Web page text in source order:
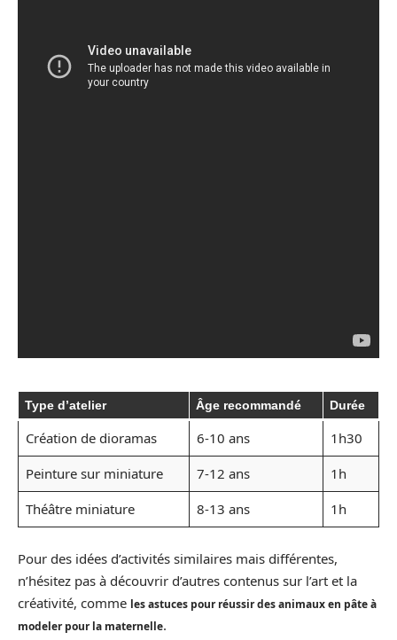
Type d’atelier Âge recommandé Durée
Création de dioramas 6-10 ans
1h30
Peinture sur miniature
7-12 ans
1h
Théâtre miniature
8-13 ans 1h
Pour des idées d’activités similaires mais différentes,
n’hésitez pas à découvrir d’autres contenus sur l’art et la
créativité, comme les astuces pour réussir des animaux en pâte à
modeler pour la maternelle.